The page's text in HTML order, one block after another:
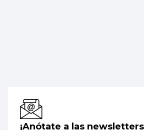
¡Anótate a las